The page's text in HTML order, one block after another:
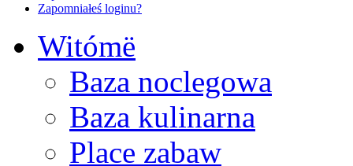
Zapomniałeś loginu?
Witómë
Baza noclegowa
Baza kulinarna
Place zabaw